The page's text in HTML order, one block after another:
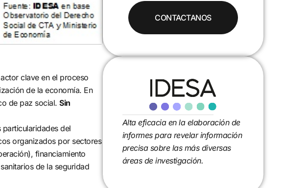
clave en el proceso
de la economía. En
de paz social. Sin
del
organizados por sectores
financiamiento
de la seguridad
CONTACTANOS
Alta eficacia en la elaboración de
informes para revelar información
precisa sobre las más diversas
áreas de investigación.